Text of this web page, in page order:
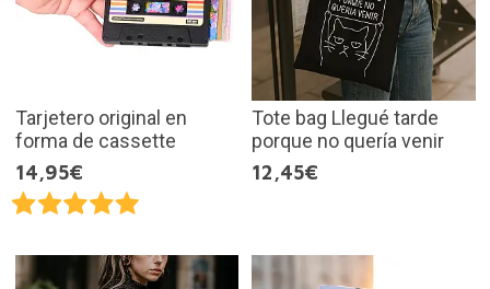
Tarjetero original en
forma de cassette
14,95€
Tote bag Llegué tarde
porque no quería venir
12,45€